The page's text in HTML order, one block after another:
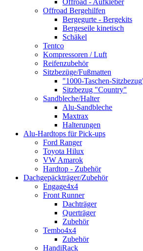
Offroad - Aufkleber
Offroad Bergehilfen
Bergegurte - Bergekits
Bergeseile kinetisch
Schäkel
Tentco
Kompressoren / Luft
Reifenzubehör
Sitzbezüge/Fußmatten
"1000-Taschen-
Sitzbezug "Country"
Sandbleche/Halter
Alu-Sandbleche
Maxtrax
Halterungen
Alu-Hardtops für Pick-ups
Ford Ranger
Toyota Hilux
VW Amarok
Hardtop - Zubehör
Dachgepäckträger/Zubehör
Engage4x4
Front Runner
Dachträger
Querträger
Zubehör
Tembo4x4
Zubehör
HandiRack